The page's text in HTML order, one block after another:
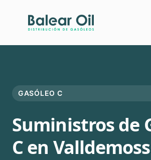
GASÓLEO C
Suministros de
C en